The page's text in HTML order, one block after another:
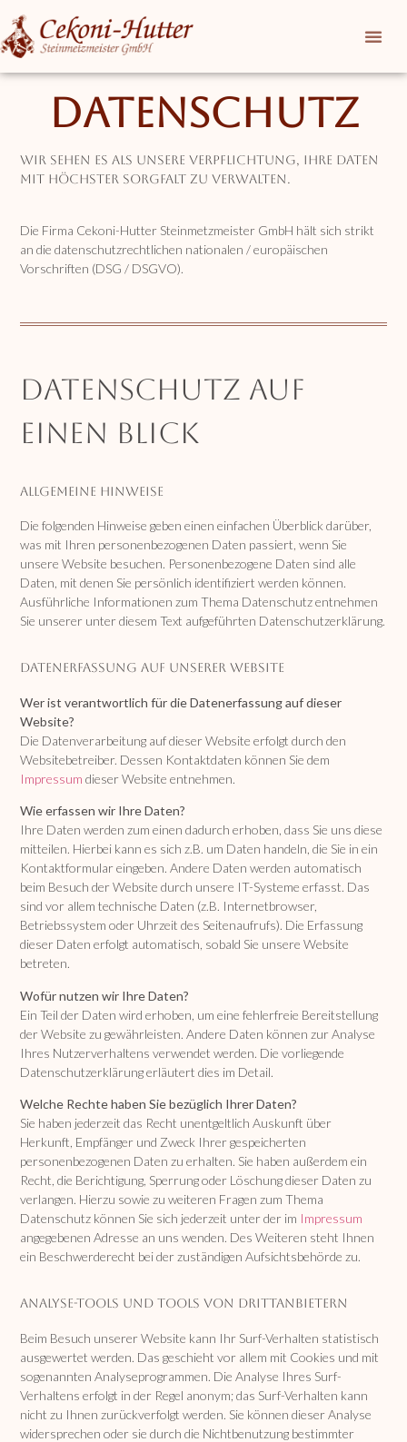
Datenschutz
Wir sehen es als unsere Verpflichtung, Ihre Daten
mit höchster Sorgfalt zu verwalten.
Die Firma Cekoni-Hutter Steinmetzmeister GmbH hält sich strikt
an die datenschutzrechtlichen nationalen / europäischen
Vorschriften (DSG / DSGVO).
Datenschutz auf
einen Blick
Allgemeine Hinweise
Die folgenden Hinweise geben einen einfachen Überblick darüber,
was mit Ihren personenbezogenen Daten passiert, wenn Sie
unsere Website besuchen. Personenbezogene Daten sind alle
Daten, mit denen Sie persönlich identifiziert werden können.
Ausführliche Informationen zum Thema Datenschutz entnehmen
Sie unserer unter diesem Text aufgeführten Datenschutzerklärung.
Datenerfassung auf unserer Website
Wer ist verantwortlich für die Datenerfassung auf dieser
Website?
Die Datenverarbeitung auf dieser Website erfolgt durch den
Websitebetreiber. Dessen Kontaktdaten können Sie dem
Impressum dieser Website entnehmen.
Wie erfassen wir Ihre Daten?
Ihre Daten werden zum einen dadurch erhoben, dass Sie uns diese
mitteilen. Hierbei kann es sich z.B. um Daten handeln, die Sie in ein
Kontaktformular eingeben. Andere Daten werden automatisch
beim Besuch der Website durch unsere IT-Systeme erfasst. Das
sind vor allem technische Daten (z.B. Internetbrowser,
Betriebssystem oder Uhrzeit des Seitenaufrufs). Die Erfassung
dieser Daten erfolgt automatisch, sobald Sie unsere Website
betreten.
Wofür nutzen wir Ihre Daten?
Ein Teil der Daten wird erhoben, um eine fehlerfreie Bereitstellung
der Website zu gewährleisten. Andere Daten können zur Analyse
Ihres Nutzerverhaltens verwendet werden. Die vorliegende
Datenschutzerklärung erläutert dies im Detail.
Welche Rechte haben Sie bezüglich Ihrer Daten?
Sie haben jederzeit das Recht unentgeltlich Auskunft über
Herkunft, Empfänger und Zweck Ihrer gespeicherten
personenbezogenen Daten zu erhalten. Sie haben außerdem ein
Recht, die Berichtigung, Sperrung oder Löschung dieser Daten zu
verlangen. Hierzu sowie zu weiteren Fragen zum Thema
Datenschutz können Sie sich jederzeit unter der im Impressum
angegebenen Adresse an uns wenden. Des Weiteren steht Ihnen
ein Beschwerderecht bei der zuständigen Aufsichtsbehörde zu.
Analyse-Tools und Tools von Drittanbietern
Beim Besuch unserer Website kann Ihr Surf-Verhalten statistisch
ausgewertet werden. Das geschieht vor allem mit Cookies und mit
sogenannten Analyseprogrammen. Die Analyse Ihres Surf-
Verhaltens erfolgt in der Regel anonym; das Surf-Verhalten kann
nicht zu Ihnen zurückverfolgt werden. Sie können dieser Analyse
widersprechen oder sie durch die Nichtbenutzung bestimmter